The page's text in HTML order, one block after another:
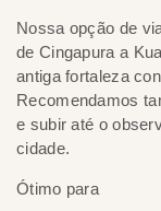
Nossa opção de
de Cingapura a
antiga fortaleza
Recomendamos
e subir até o
cidade.
Ótimo para